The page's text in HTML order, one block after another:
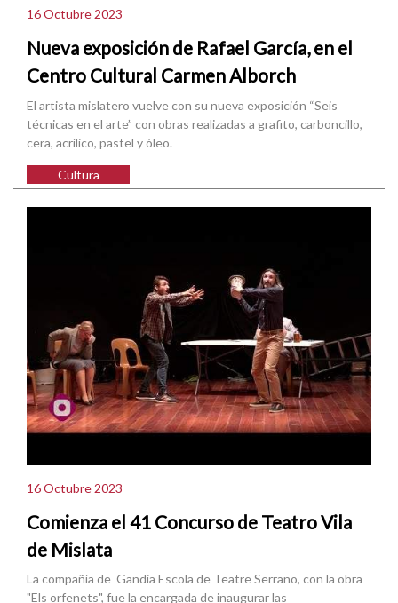
16 Octubre 2023
Nueva exposición de Rafael García, en el
Centro Cultural Carmen Alborch
El artista mislatero vuelve con su nueva exposición “Seis
técnicas en el arte” con obras realizadas a grafito, carboncillo,
cera, acrílico, pastel y óleo.
Cultura
16 Octubre 2023
Comienza el 41 Concurso de Teatro Vila
de Mislata
La compañía de Gandia Escola de Teatre Serrano, con la obra
"Els orfenets", fue la encargada de inaugurar las